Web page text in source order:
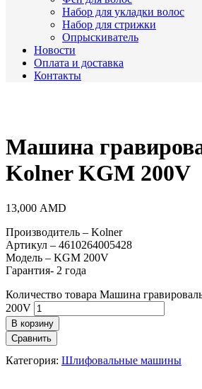
Набор для укладки волос
Набор для стрижки
Опрыскиватель
Новости
Оплата и доставка
Контакты
Машина
Kolner KGM 200V
13,000 AMD
Производитель – Kolner
Артикул – 4610264005428
Модель – KGM 200V
Гарантия- 2 года
Количество товара Машина
200V
В корзину
Сравнить
Категория: Шлифовальные машины